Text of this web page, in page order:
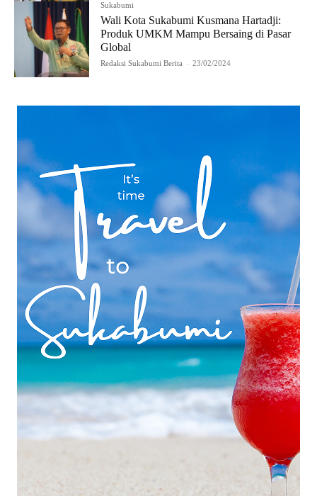
Sukabumi
Wali Kota Sukabumi Kusmana Hartadji:
Produk UMKM Mampu Bersaing di Pasar
Global
Redaksi Sukabumi Berita - 23/02/2024